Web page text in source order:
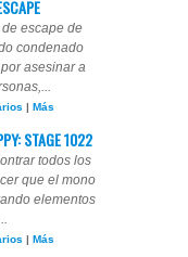
escape de
condenado
asesinar a
| Más
STAGE 1022
todos los
que el mono
elementos
| Más